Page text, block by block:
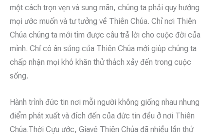
một cách trọn vẹn và sung mãn, chúng ta phải quy hướng
mọi ước muốn và tư tưởng về Thiên Chúa. Chỉ nơi Thiên
Chúa chúng ta mới tìm được câu trả lời cho cuộc đời của
mình. Chỉ có ân sủng của Thiên Chúa mới giúp chúng ta
chấp nhận mọi khó khăn thử thách xảy đến trong cuộc
sống.
Hành trình đức tin nơi mỗi người không giống nhau nhưng
điểm phát xuất và đích đến của đức tin đều ở nơi Thiên
Chúa.Thời Cựu ước, Giavê Thiên Chúa đã nhiều lần thử